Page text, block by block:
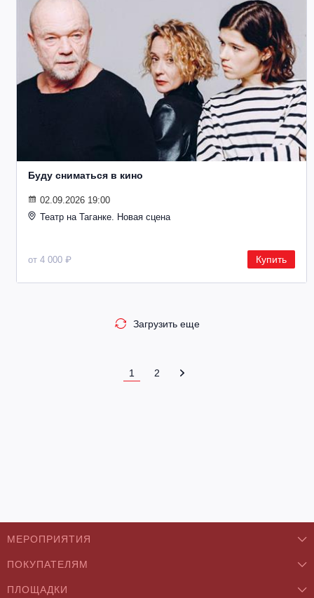
Буду сниматься в кино
02.09.2026 19:00
Театр на Таганке. Новая сцена
от 4 000 ₽ Купить
Загрузить еще
1 2
МЕРОПРИЯТИЯ
Концерты
ПОКУПАТЕЛЯМ
ПЛОЩАДКИ